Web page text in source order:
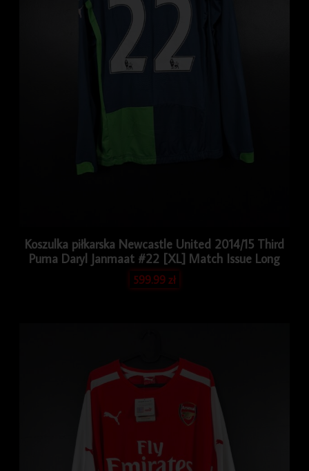
Koszulka piłkarska Newcastle United 2014/15 Third
Puma Daryl Janmaat #22 [XL] Match Issue Long
599.99zł